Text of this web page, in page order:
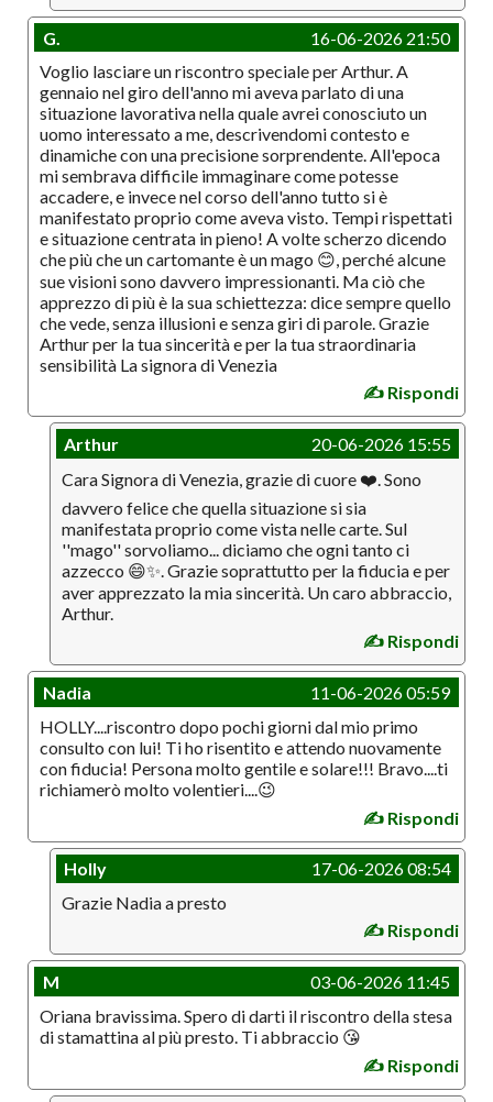
G.
16-06-2026 21:50
Voglio lasciare un riscontro speciale per Arthur. A
gennaio nel giro dell'anno mi aveva parlato di una
situazione lavorativa nella quale avrei conosciuto un
uomo interessato a me, descrivendomi contesto e
dinamiche con una precisione sorprendente. All'epoca
mi sembrava difficile immaginare come potesse
accadere, e invece nel corso dell'anno tutto si è
manifestato proprio come aveva visto. Tempi rispettati
e situazione centrata in pieno! A volte scherzo dicendo
che più che un cartomante è un mago 😊, perché alcune
sue visioni sono davvero impressionanti. Ma ciò che
apprezzo di più è la sua schiettezza: dice sempre quello
che vede, senza illusioni e senza giri di parole. Grazie
Arthur per la tua sincerità e per la tua straordinaria
sensibilità La signora di Venezia
✍️ Rispondi
Arthur
20-06-2026 15:55
Cara Signora di Venezia, grazie di cuore ❤️. Sono
davvero felice che quella situazione si sia
manifestata proprio come vista nelle carte. Sul
''mago'' sorvoliamo... diciamo che ogni tanto ci
azzecco 😄✨. Grazie soprattutto per la fiducia e per
aver apprezzato la mia sincerità. Un caro abbraccio,
Arthur.
✍️ Rispondi
Nadia
11-06-2026 05:59
HOLLY....riscontro dopo pochi giorni dal mio primo
consulto con lui! Ti ho risentito e attendo nuovamente
con fiducia! Persona molto gentile e solare!!! Bravo....ti
richiamerò molto volentieri....😉
✍️ Rispondi
Holly
17-06-2026 08:54
Grazie Nadia a presto
✍️ Rispondi
M
03-06-2026 11:45
Oriana bravissima. Spero di darti il riscontro della stesa
di stamattina al più presto. Ti abbraccio 😘
✍️ Rispondi